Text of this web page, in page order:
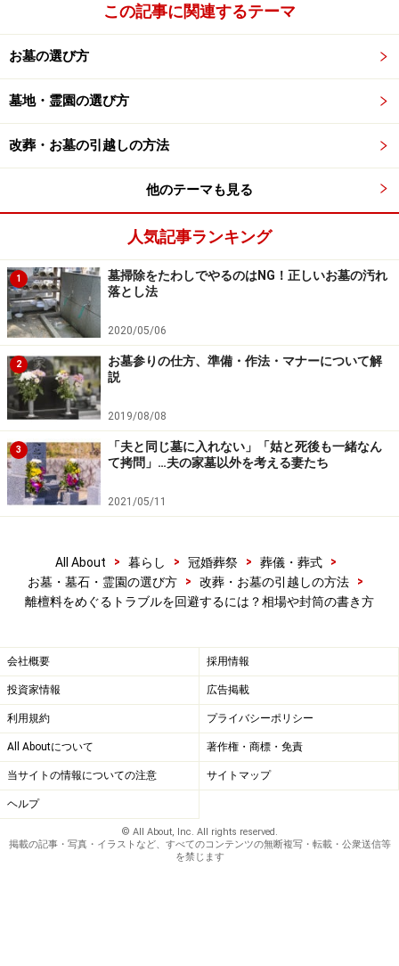
離檀料を払わないと改葬できない？
改葬は、自治体に届出を出し、改葬許可証を受け取らな
い限り、勝手に遺骨を取り出して移動することはできま
せん。しかしその際、どうしても必要なのが墓の管理者
の証明です。つまりお寺のサインと捺印がないと改葬を
ければ判は押さない」と言われてしまった場合、泣き寝
入りするしかないのでしょうか？
檀家制度が確立されていた江戸時代と違って、今は信教
の自由が認められています。離檀料を支払わないからと
いって、それを止める権利は寺院側ありませんから、口
論や多少の嫌がらせ程度のことはあっても、実際のとこ
ろ大きなトラブルになる前に解決することが多いようで
す。
そもそも、本来は埋蔵（収蔵）証明をすることと、離檀
の話は別に考えなければいけないことだと思います。
円満改葬のポイントは、あらかじめ寺院へ
事前相談
高額な離檀料を要求されるケースとして、いくつかのケ
この記事に関連するテーマ
お墓の選び方
墓地・霊園の選び方
改葬・お墓の引越しの方法
他のテーマも見る
人気記事ランキング
1
墓掃除をたわしでやるのはNG！正しいお墓の汚れ
落とし法
2020/05/06
2
お墓参りの仕方、準備・作法・マナーについて解
説
2019/08/08
3
「夫と同じ墓に入れない」「姑と死後も一緒なん
て拷問」…夫の家墓以外を考える妻たち
2021/05/11
All About > 暮らし > 冠婚葬祭 > 葬儀・葬式
>
お墓・墓石・霊園の選び方
> 改葬・お墓の引越しの方法
>
離檀料をめぐるトラブルを回避するには？相場や封筒の書き方
会社概要 採用情報
投資家情報 広告掲載
利用規約 プライバシーポリシー
All Aboutについて 著作権・商標・免責
当サイトの情報についての注意 サイトマップ
ヘルプ
© All About, Inc. All rights reserved.
掲載の記事・写真・イラストなど、すべてのコンテンツの無断複写・転載・公衆送信等
を禁じます